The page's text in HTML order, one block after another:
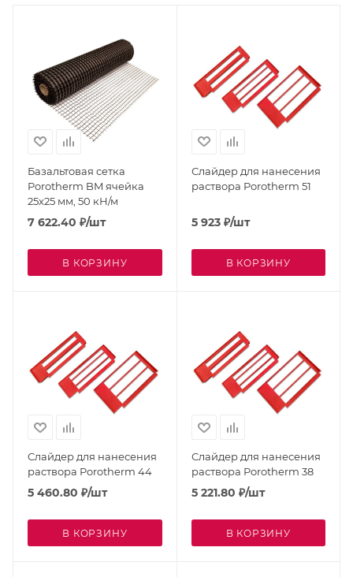
Базальтовая сетка
Porotherm BM ячейка
25х25 мм, 50 кН/м
7 622.40 ₽/шт
В КОРЗИНУ
Слайдер для нанесения
раствора Porotherm 51
5 923₽/шт
В КОРЗИНУ
Слайдер для нанесения
раствора Porotherm 44
5 460.80 ₽/шт
В КОРЗИНУ
Слайдер для нанесения
раствора Porotherm 38
5 221.80 ₽/шт
В КОРЗИНУ